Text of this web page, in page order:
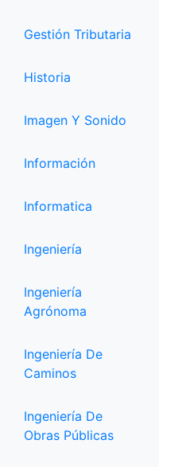
Gestión Tributaria
Historia
Imagen Y Sonido
Información
Informatica
Ingeniería
Ingeniería
Agrónoma
Ingeniería De
Caminos
Ingeniería De
Obras Públicas